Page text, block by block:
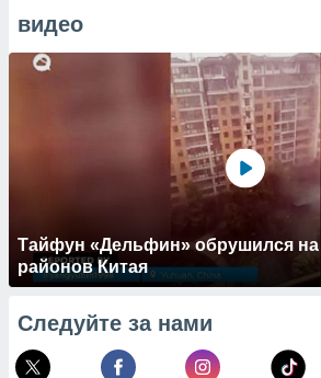
видео
Тайфун «Дельфин» обрушился на
районов Китая
Следуйте за нами